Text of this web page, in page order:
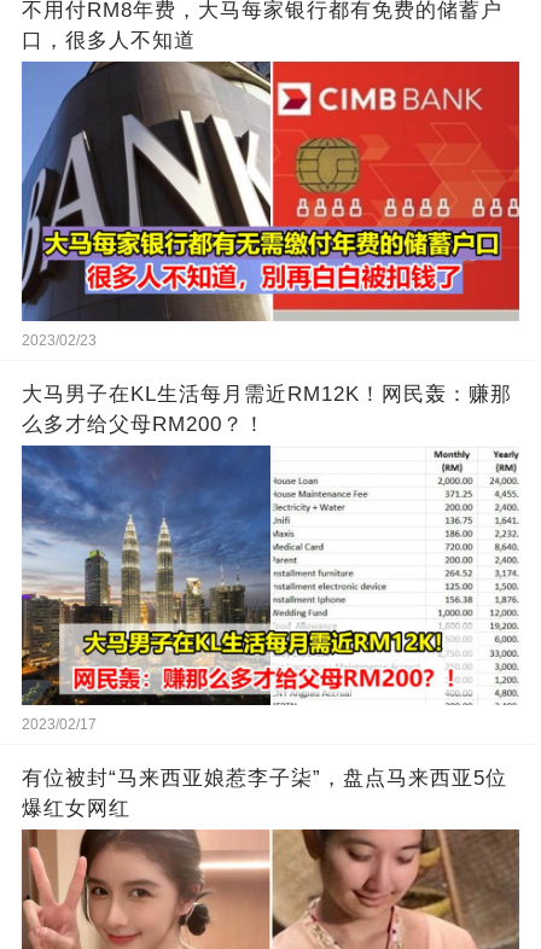
不用付RM8年费，大马每家银行都有免费的储蓄户
口，很多人不知道
2023/02/23
大马男子在KL生活每月需近RM12K！网民轰：赚那
么多才给父母RM200？！
2023/02/17
有位被封“马来西亚娘惹李子柒”，盘点马来西亚5位
爆红女网红